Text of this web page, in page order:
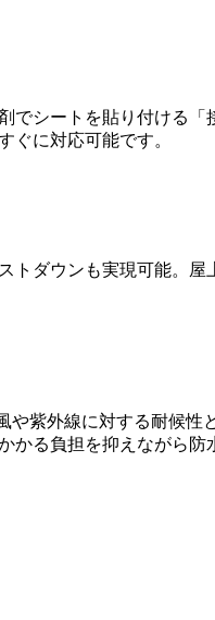
シートを貼り付ける
ぐに対応可能です。
ダウンも実現可能。
紫外線に対する耐候性
る負担を抑えながら防